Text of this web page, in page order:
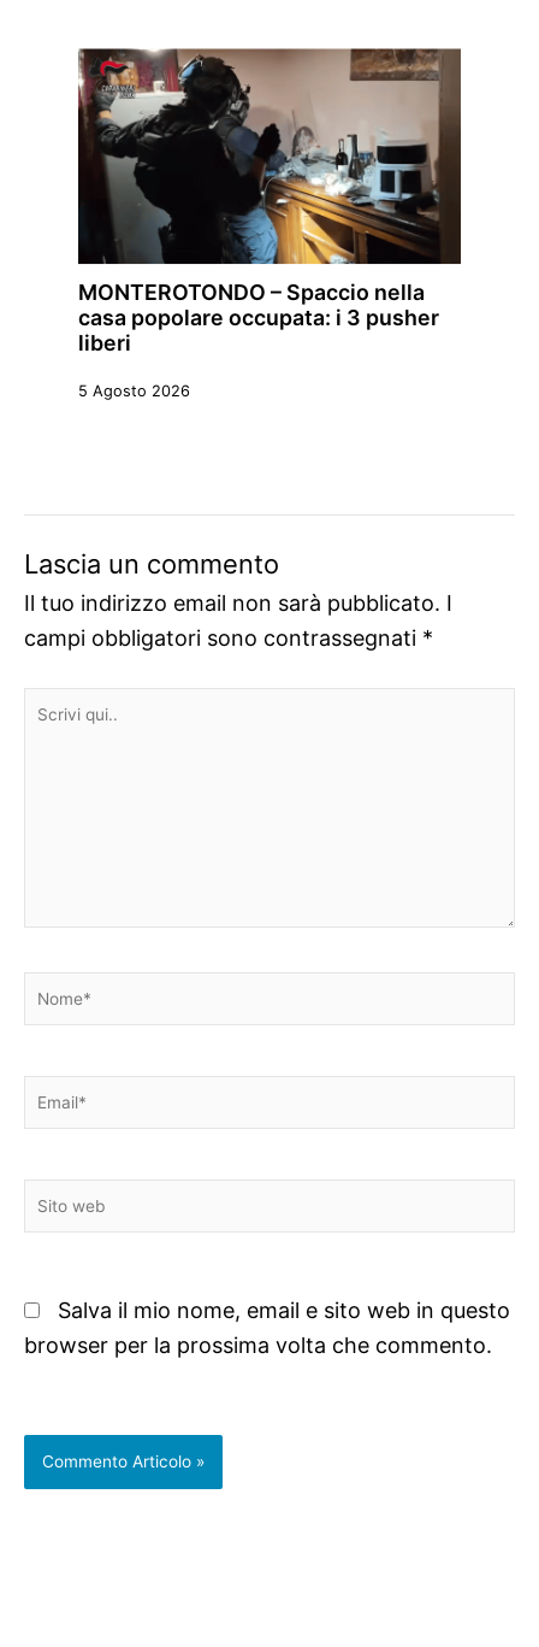
MONTEROTONDO – Spaccio nella
casa popolare occupata: i 3 pusher
liberi
5 Agosto 2026
Lascia un commento
Il tuo indirizzo email non sarà pubblicato. I
campi obbligatori sono contrassegnati *
Scrivi
Nome*
Email*
Sito
web
Salva il mio nome, email e sito web in questo
browser per la prossima volta che commento.